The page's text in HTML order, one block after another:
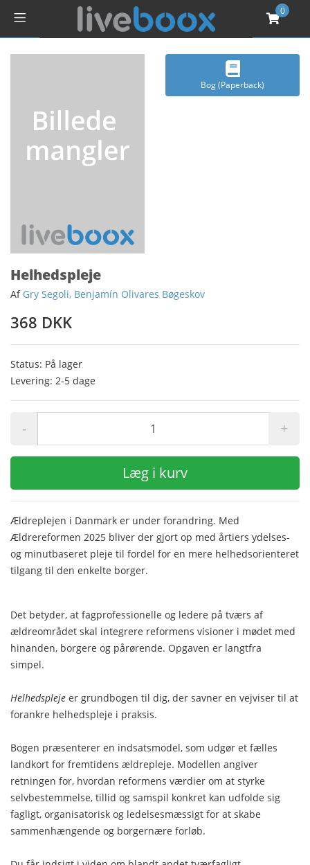
0
Bog (Paperback)
Helhedspleje
Af Gry Segoli, Benjamín Olivares Bøgeskov
368 DKK
Status: På lager
Levering: 2-5 dage
- +
Læg i kurv
Ældreplejen i Danmark er under forandring. Med
Ældrereformen 2025 bliver der gjort op med årtiers ydelses-
og minutbaseret pleje til fordel for en mere helhedsorienteret
tilgang til den enkelte borger.
Det betyder, at fagprofessionelle og ledere på tværs af
ældreområdet skal integrere reformens visioner i mødet med
hinanden, borgere og pårørende. Opgaven er langtfra
simpel.
Helhedspleje er grundbogen til dig, der savner en vejviser til at
forankre helhedspleje i praksis.
Bogen præsenterer en indsatsmodel, som udgør et fælles
landkort for fremtidens ældrepleje. Modellen angiver
retningen for, hvordan reformens værdier om at styrke
selvbestemmelse, tillid og samspil konkret kan udfolde sig
fagligt, organisatorisk og ledelsesmæssigt for at skabe
sammenhængende og borgernære forløb.